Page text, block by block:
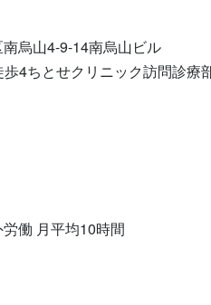
烏山4-9-14南烏山ビル
4ちとせクリニック訪問診療
働 月平均10時間